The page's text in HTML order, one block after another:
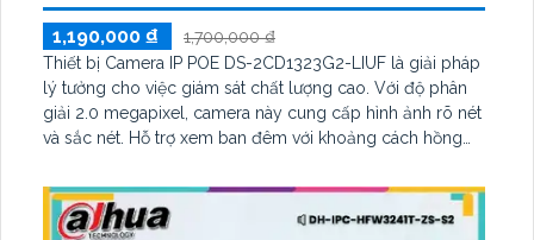
1,190,000 ₫
1,700,000 ₫
Thiết bị Camera IP POE DS-2CD1323G2-LIUF là giải pháp
lý tưởng cho việc giám sát chất lượng cao. Với độ phân
giải 2.0 megapixel, camera này cung cấp hình ảnh rõ nét
và sắc nét. Hỗ trợ xem ban đêm với khoảng cách hồng